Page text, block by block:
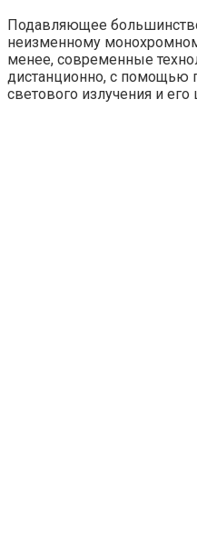
Подавляющее
неизменному
менее, современные
дистанционно, с помощью
светового излучения и его